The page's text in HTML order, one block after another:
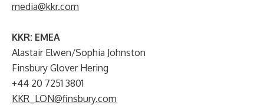
media@kkr.com
KKR: EMEA
Alastair Elwen/Sophia Johnston
Finsbury Glover Hering
+44 20 7251 3801
KKR_LON@finsbury.com